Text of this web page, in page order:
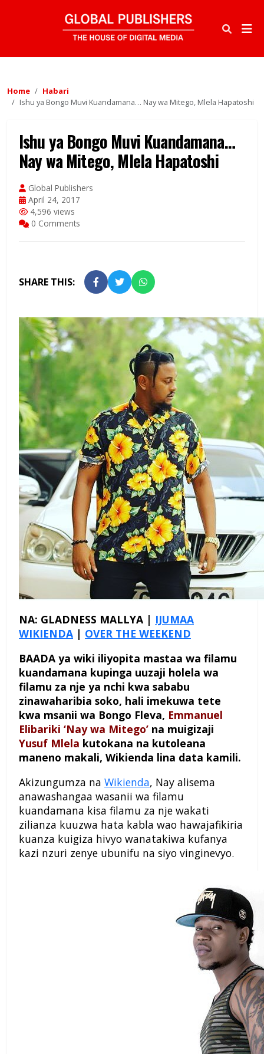
Home
Habari
Ishu ya Bongo Muvi Kuandamana… Nay wa Mitego, Mlela Hapatoshi
Ishu ya Bongo Muvi Kuandamana…
Nay wa Mitego, Mlela Hapatoshi
Global Publishers
April 24, 2017
4,596 views
0 Comments
SHARE THIS:
NA: GLADNESS MALLYA | IJUMAA
WIKIENDA | OVER THE WEEKEND
BAADA ya wiki iliyopita mastaa wa filamu
kuandamana kupinga uuzaji holela wa
filamu za nje ya nchi kwa sababu
zinawaharibia soko, hali imekuwa tete
kwa msanii wa Bongo Fleva, Emmanuel
Elibariki ‘Nay wa Mitego’ na muigizaji
Yusuf Mlela kutokana na kutoleana
maneno makali, Wikienda lina data kamili.
Akizungumza na Wikienda, Nay alisema
anawashangaa wasanii wa filamu
kuandamana kisa filamu za nje wakati
zilianza kuuzwa hata kabla wao hawajafikiria
kuanza kuigiza hivyo wanatakiwa kufanya
kazi nzuri zenye ubunifu na siyo vinginevyo.